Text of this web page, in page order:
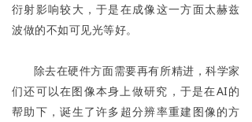
衍射影响较大，于是在成像这一方面太赫兹
波做的不如可见光等好。
除去在硬件方面需要再有所精进，科学家
们还可以在图像本身上做研究，于是在AI的
帮助下，诞生了许多超分辨率重建图像的方